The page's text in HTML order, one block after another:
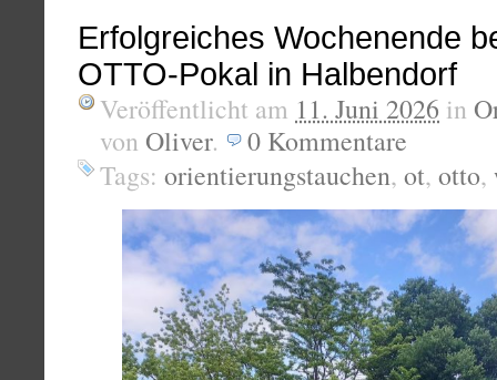
Erfolgreiches Wochenende
OTTO-Pokal in Halbendorf
Veröffentlicht am 11. Juni 2026 in
von Oliver. 0 Kommentare
Tags: orientierungstauchen, ot, otto,